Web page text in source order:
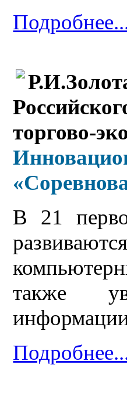
торгово-
В 21
также